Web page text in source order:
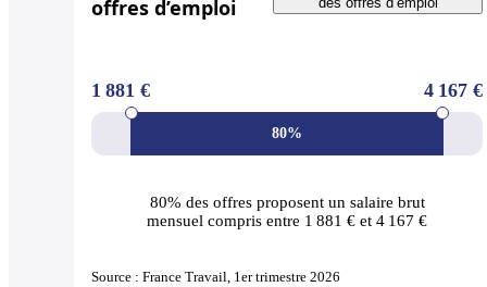
offres d’emploi
80%
1 881 € 4 167 €
80% des offresproposent un salaire brut
mensuel compris entre 1 881 € et 4 167 €
Source : France Travail, 1er trimestre 2026